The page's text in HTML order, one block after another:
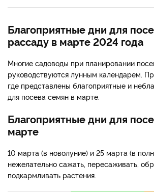
Благоприятные дни для
рассаду в марте 2024 года
Многие садоводы при планировании
руководствуются лунным календарем.
где представлены благоприятные и
для посева семян в марте.
Благоприятные дни для
марте
10 марта (в новолуние) и 25 марта (в
нежелательно сажать, пересаживать,
подкармливать растения.